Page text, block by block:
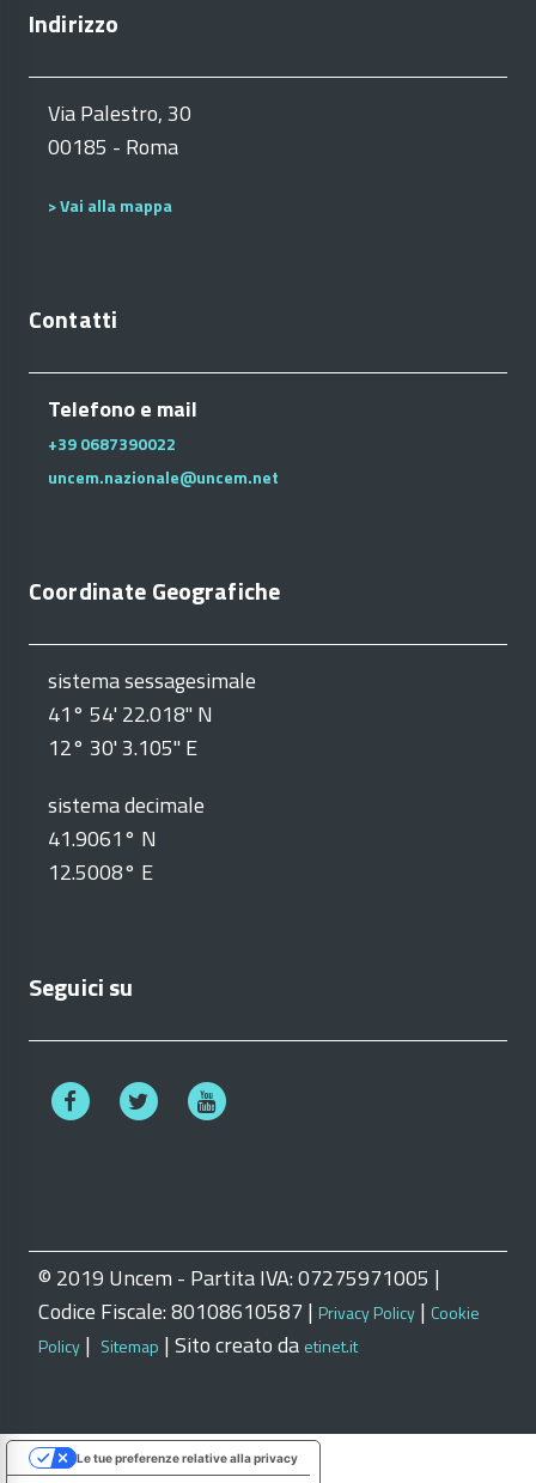
Indirizzo
Via Palestro, 30
00185 - Roma
> Vai alla mappa
Contatti
Telefono e mail
+39 0687390022
uncem.nazionale@uncem.net
Coordinate Geografiche
sistema sessagesimale
41° 54' 22.018" N
12° 30' 3.105" E
sistema decimale
41.9061° N
12.5008° E
Seguici su
© 2019 Uncem - Partita IVA: 07275971005 |
Codice Fiscale: 80108610587 | Privacy Policy | Cookie
Policy | Sitemap | Sito creato da etinet.it
Le tue preferenze relative alla privacy